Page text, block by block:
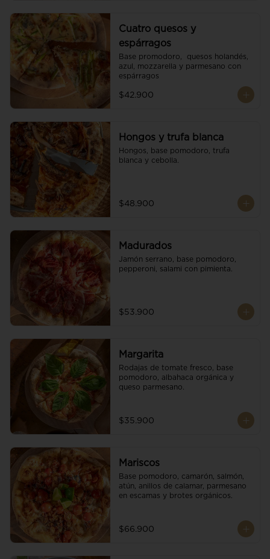
Cuatro quesos y
espárragos
Base promodoro,  quesos holandés,
azul, mozzarella y parmesano con
espárragos
$42.900
Hongos y trufa blanca
Hongos, base pomodoro, trufa
blanca y cebolla.
$48.900
Madurados
Jamón serrano, base pomodoro,
pepperoni, salami con pimienta.
$53.900
Margarita
Rodajas de tomate fresco, base
pomodoro, albahaca orgánica y
queso parmesano.
$35.900
Mariscos
Base pomodoro, camarón, salmón,
atún, anillos de calamar, parmesano
en escamas y brotes orgánicos.
$66.900